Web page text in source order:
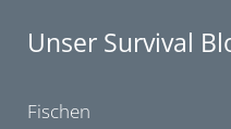
Unser Survival
Fischen